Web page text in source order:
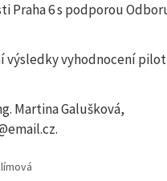
Praha 6 s podporou
výsledky vyhodnocení
Martina Galušková,